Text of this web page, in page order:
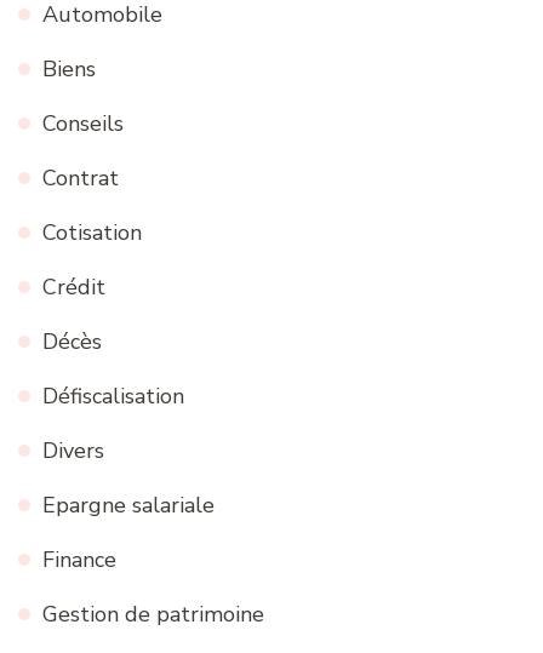
Automobile
Biens
Conseils
Contrat
Cotisation
Crédit
Décès
Défiscalisation
Divers
Epargne salariale
Finance
Gestion de patrimoine